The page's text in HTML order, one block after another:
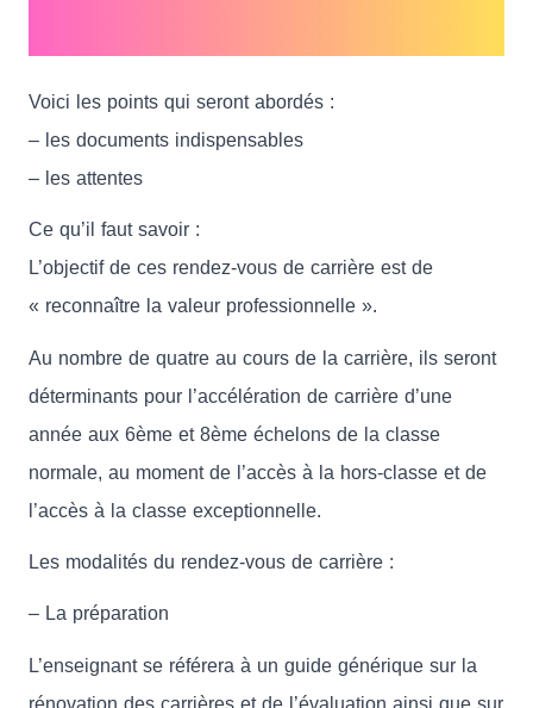
Voici les points qui seront abordés :
– les documents indispensables
– les attentes
Ce qu’il faut savoir :
L’objectif de ces rendez-vous de carrière est de
« reconnaître la valeur professionnelle ».
Au nombre de quatre au cours de la carrière, ils seront
déterminants pour l’accélération de carrière d’une
année aux 6ème et 8ème échelons de la classe
normale, au moment de l’accès à la hors-classe et de
l’accès à la classe exceptionnelle.
Les modalités du rendez-vous de carrière :
– La préparation
L’enseignant se référera à un guide générique sur la
rénovation des carrières et de l’évaluation ainsi que sur